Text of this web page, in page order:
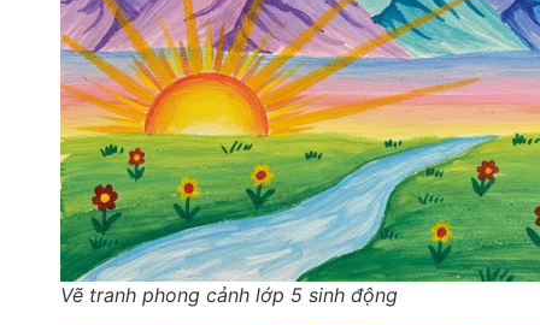
Vẽ tranh phong cảnh lớp 5 sinh động